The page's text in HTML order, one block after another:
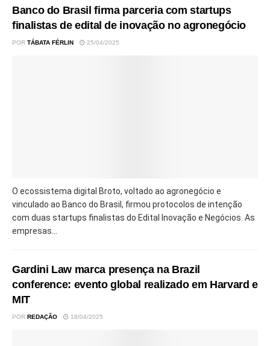
Banco do Brasil firma parceria com startups
finalistas de edital de inovação no agronegócio
POR TÁBATA FÉRLIN 25/04/2025
O ecossistema digital Broto, voltado ao agronegócio e
vinculado ao Banco do Brasil, firmou protocolos de intenção
com duas startups finalistas do Edital Inovação e Negócios. As
empresas...
Gardini Law marca presença na Brazil
conference: evento global realizado em Harvard e
MIT
POR REDAÇÃO 18/04/2025